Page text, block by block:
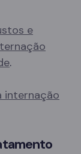
e
.
internação